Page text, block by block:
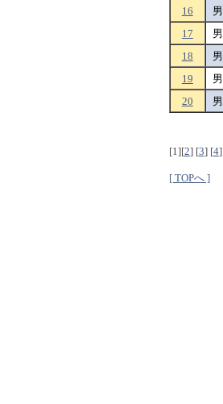
16
男
17
男
18
男
19
男
20
男
[1][2] [3] [4]
[ TOPへ ]